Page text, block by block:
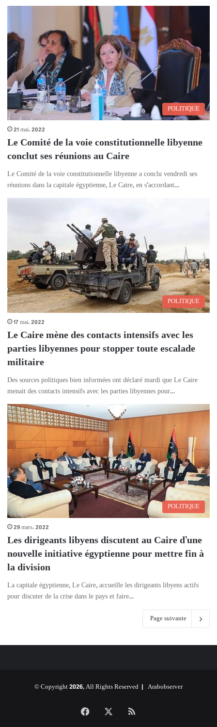
POLITIQUE
21 mai، 2022
Le Comité de la voie constitutionnelle libyenne
conclut ses réunions au Caire
Le Comité de la voie constitutionnelle libyenne a conclu vendredi ses
réunions dans la capitale égyptienne, Le Caire, en s’accordant…
POLITIQUE
17 mai، 2022
Le Caire mène des contacts intensifs avec les
parties libyennes pour stopper toute escalade
militaire
Des sources politiques bien informées ont déclaré mardi que Le Caire
menait des contacts intensifs avec les parties libyennes pour…
POLITIQUE
29 mars، 2022
Les dirigeants libyens discutent au Caire d’une
nouvelle initiative égyptienne pour mettre fin à
la division
La capitale égyptienne, Le Caire, accueille les dirigeants libyens actifs
pour discuter de la crise dans le pays et faire…
Page suivante
© Copyright 2026, All Rights Reserved | Arabobserver
Facebook